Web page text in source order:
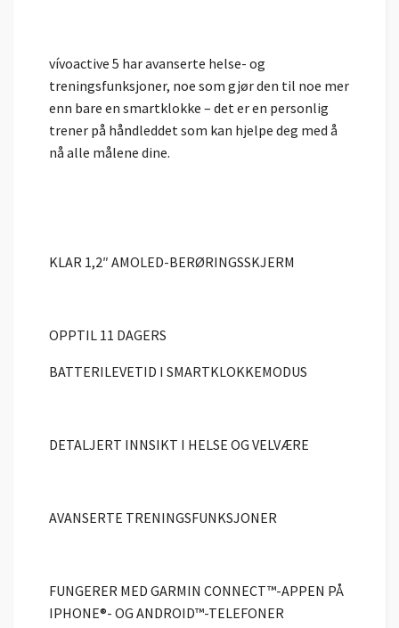
vívoactive 5 har avanserte helse- og
treningsfunksjoner, noe som gjør den til noe mer
enn bare en smartklokke – det er en personlig
trener på håndleddet som kan hjelpe deg med å
nå alle målene dine.
KLAR 1,2″ AMOLED-BERØRINGSSKJERM
OPPTIL 11 DAGERS
BATTERILEVETID I SMARTKLOKKEMODUS
DETALJERT INNSIKT I HELSE OG VELVÆRE
AVANSERTE TRENINGSFUNKSJONER
FUNGERER MED GARMIN CONNECT™-APPEN PÅ
IPHONE®- OG ANDROID™-TELEFONER